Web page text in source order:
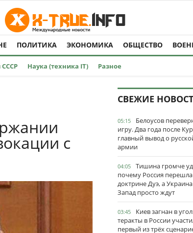
ПОЛИТИКА ЭКОНОМИКА ОБЩЕСТВО
Наука (техника IT) Разное
с
СВЕЖИЕ
05:15
Белоусов
игру. Два года после
главный вывод о
армии
04:05
Тишина громче
почему Россия
доктрине Дуэ, а
Запад просто ждут
03:45
Киев загнан в
теракты в России
первый из трёх